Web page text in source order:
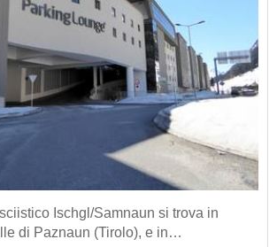
Ischgl/Samnaun si trova in
di Paznaun (Tirolo), e in…